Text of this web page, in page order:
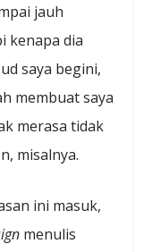
jauh
kenapa dia
saya begini,
membuat saya
merasa tidak
misalnya.
ini masuk,
menulis